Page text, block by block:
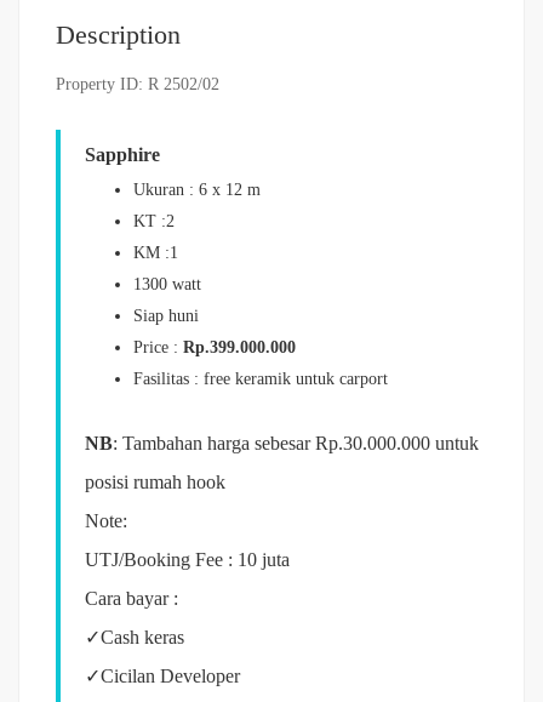
Description
Property ID: R 2502/02
Sapphire
Ukuran : 6 x 12 m
KT :2
KM :1
1300 watt
Siap huni
Price : Rp.399.000.000
Fasilitas : free keramik untuk carport
NB: Tambahan harga sebesar Rp.30.000.000 untuk
posisi rumah hook
Note:
UTJ/Booking Fee : 10 juta
Cara bayar :
✓Cash keras
✓Cicilan Developer